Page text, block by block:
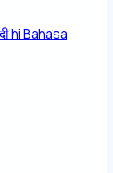
hiBahasa